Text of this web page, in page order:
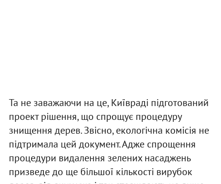
Та не заважаючи на це, Київраді підготований
проект рішення, що спрощує процедуру
знищення дерев. Звісно, екологічна комісія не
підтримала цей документ. Адже спрощення
процедури видалення зелених насаджень
призведе до ще більшої кількості вирубок